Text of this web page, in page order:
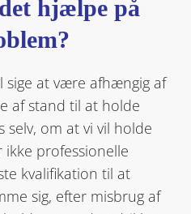
hjælpe på
sige at være afhængig af
af stand til at holde
om at vi vil holde
professionelle
kvalifikation til at
sig, efter misbrug af